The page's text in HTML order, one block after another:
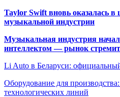
Taylor Swift вновь оказалась
музыкальной индустрии
Музыкальная индустрия
интеллектом — рынок
Li Auto в Беларуси:
Оборудование для
технологических линий